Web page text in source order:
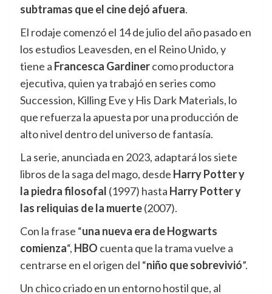
subtramas que el cine dejó afuera.
El rodaje comenzó el 14 de julio del año pasado en
los estudios Leavesden, en el Reino Unido, y
tiene a Francesca Gardinercomo productora
ejecutiva, quien ya trabajó en series como
Succession, Killing Eve y His Dark Materials, lo
que refuerza la apuesta por una producción de
alto nivel dentro del universo de fantasía.
La serie, anunciada en 2023, adaptará los siete
libros de la saga del mago, desde Harry Potter y
la piedra filosofal (1997) hasta Harry Potter y
las reliquias de la muerte(2007).
Con la frase “una nueva era de Hogwarts
comienza“, HBO cuenta que la trama vuelve a
centrarse en el origen del “niño que sobrevivió”.
Un chico criado en un entorno hostil que, al